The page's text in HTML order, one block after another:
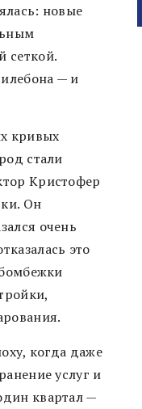
новые
сеткой.
— и
кривых
стали
Кристофер
Он
очень
это
когда даже
услуг и
квартал —